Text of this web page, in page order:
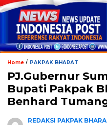
Home / PAKPAK BHARAT
PJ.Gubernur
Bupati Pakpak
Benhard
REDAKSI PAKPAK